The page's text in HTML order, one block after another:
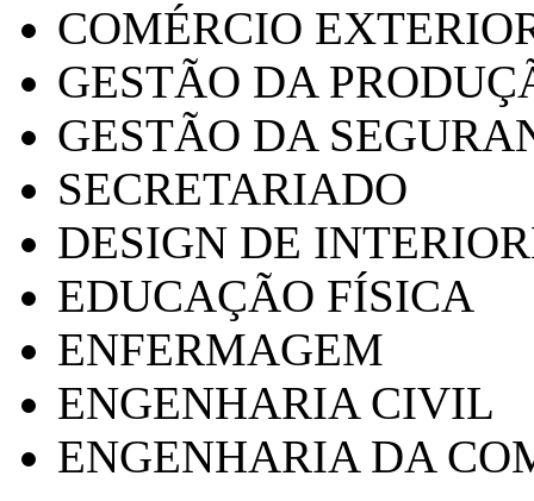
COMÉRCIO
GESTÃO DA
GESTÃO DA
SECRETARIADO
DESIGN DE
EDUCAÇÃO FÍSICA
ENFERMAGEM
ENGENHARIA CIVIL
ENGENHARIA DA